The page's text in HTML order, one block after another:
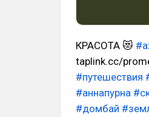
КРАСОТА 😻
taplink.cc/
#путешествия
#аннапурна
#домбай